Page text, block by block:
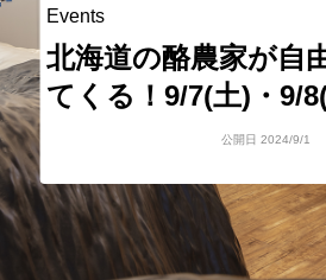
Events
北海道の酪農家が自
てくる！9/7(土)・9/
公開日 2024/9/1